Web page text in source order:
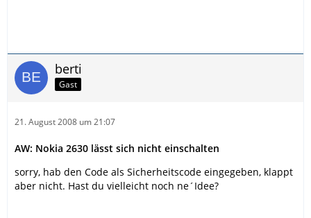
berti
Gast
21. August 2008 um 21:07
AW: Nokia 2630 lässt sich nicht einschalten
sorry, hab den Code als Sicherheitscode eingegeben, klappt
aber nicht. Hast du vielleicht noch ne´Idee?